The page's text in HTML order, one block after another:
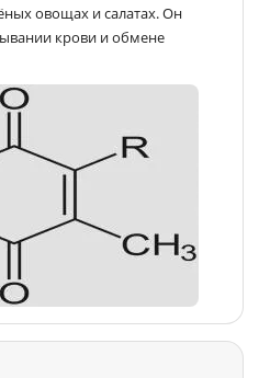
овощах и салатах. Он
крови и обмене